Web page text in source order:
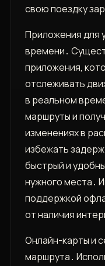
свою поездку
Приложения для
времени․
приложения‚
отслеживать
в реальном
маршруты и
изменениях в
избежать
быстрый и
нужного места․
поддержкой
от наличия
Онлайн-карты и
маршрута․